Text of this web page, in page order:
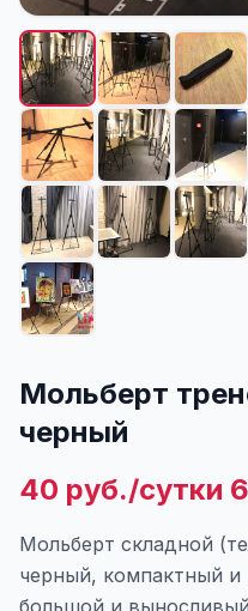
Мольберт
черный
40 руб./сутки
Мольберт складной
черный, компактный и
большой и